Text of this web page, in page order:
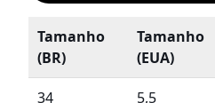
Tamanho
(BR)
Tamanho
(EUA)
34 5,5